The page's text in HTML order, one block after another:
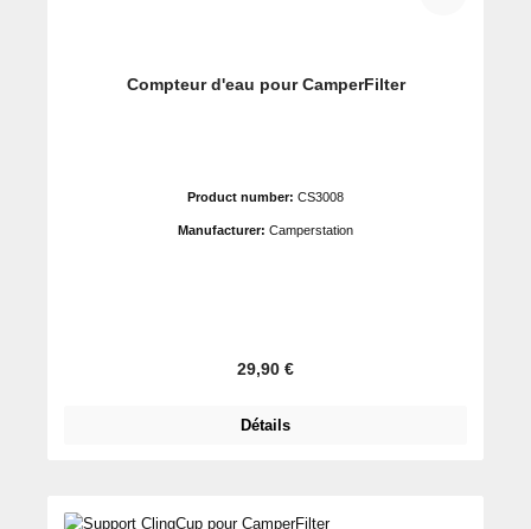
Compteur d'eau pour CamperFilter
Product number: CS3008
Manufacturer: Camperstation
Prix régulier :
29,90 €
Détails